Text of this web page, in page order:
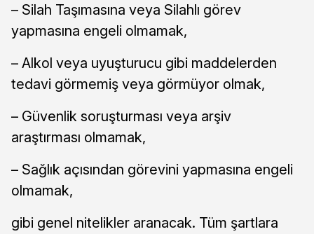
– Silah Taşımasına veya Silahlı görev
yapmasına engeli olmamak,
– Alkol veya uyuşturucu gibi maddelerden
tedavi görmemiş veya görmüyor olmak,
– Güvenlik soruşturması veya arşiv
araştırması olmamak,
– Sağlık açısından görevini yapmasına engeli
olmamak,
gibi genel nitelikler aranacak. Tüm şartlara